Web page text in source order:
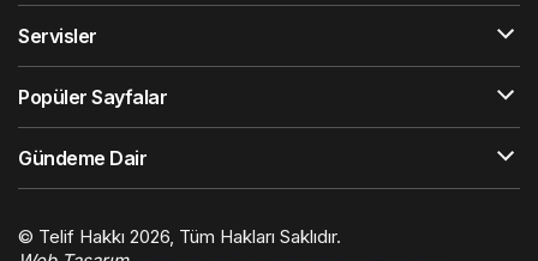
Servisler
Popüler Sayfalar
Gündeme Dair
© Telif Hakkı 2026, Tüm Hakları Saklıdır.